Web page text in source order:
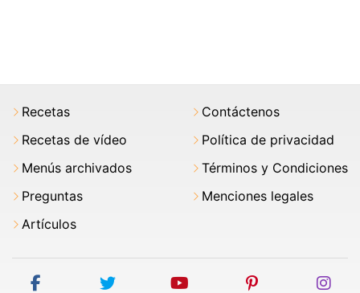
Recetas
Recetas de vídeo
Menús archivados
Preguntas
Artículos
Contáctenos
Política de privacidad
Términos y Condiciones
Menciones legales
facebook twitter youtube pinterest